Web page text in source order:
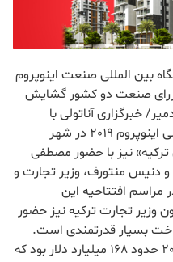
بین المللی صنعت اینوپروم
وزرای صنعت دو کشور گشایش
خبرگزاری آناتولی با
گشایش دهمین نمایشگاه بین المللی اینوپروم 2019 در شهر
ترکیه» نیز با حضور مصطفی
و دنیس منتورف، وزیر تجارت و
افتتاحیه این
وزیر تجارت ترکیه نیز حضور
بسیار قدرتمندی است.
میزان صادرات کشورمان در سال 2018 حدود 168 میلیارد دلار بود که